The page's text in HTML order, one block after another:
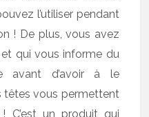
l’utiliser pendant
! De plus, vous avez
et qui vous informe du
avant d’avoir à le
têtes vous permettent
C’est un produit qui